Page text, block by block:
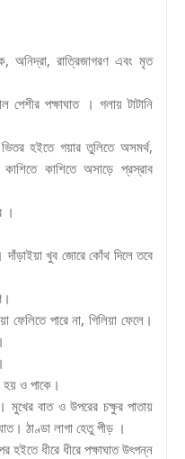
রাত্রিজাগরণ এবং মৃত
পেশীর পক্ষাঘাত । গলায় টাটানি
হইতে গয়ার তুলিতে অসমর্থ,
কাশিতে অসাড়ে প্রস্রাব
।
খুব জোরে কোঁথ দিলে তবে
ফেলিতে পারে না, গিলিয়া ফেলে।
হয় ও পাকে।
বাত ও উপরের চক্ষুর পাতায়
ঠাণ্ডা লাগা হেতু পীড় ।
হইতে ধীরে ধীরে পক্ষাঘাত উৎপন্ন